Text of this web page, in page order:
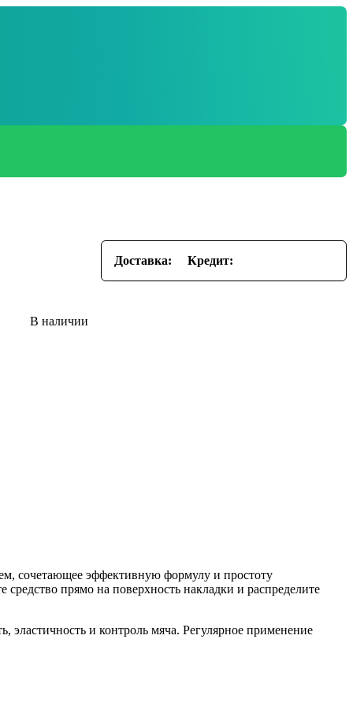
Доставка: Кредит:
сочетающее эффективную формулу и простоту
прямо на поверхность накладки и распределите
эластичность и контроль мяча. Регулярное применение